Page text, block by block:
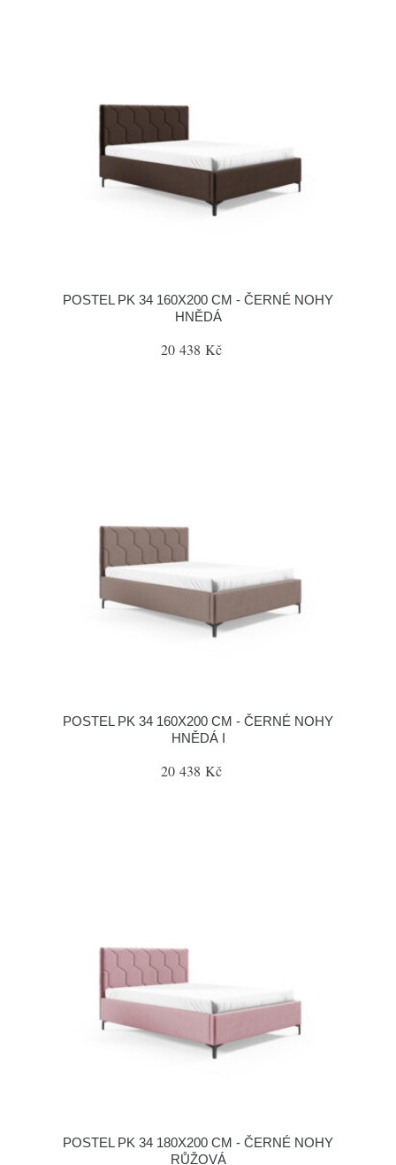
POSTEL PK 34 160X200 CM - ČERNÉ NOHY
HNĚDÁ
20 438 Kč
POSTEL PK 34 160X200 CM - ČERNÉ NOHY
HNĚDÁ I
20 438 Kč
POSTEL PK 34 180X200 CM - ČERNÉ NOHY
RŮŽOVÁ